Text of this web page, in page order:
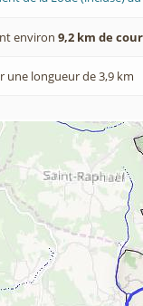
environ 9,2 km de
une longueur de 3,9 km